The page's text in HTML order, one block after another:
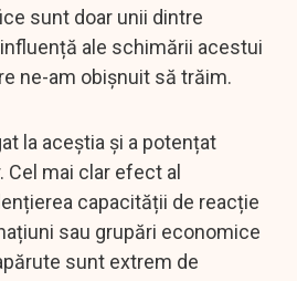
sunt doar unii dintre
ale schimării acestui
ne-am obișnuit să trăim.
la aceștia și a potențat
mai clar efect al
capacității de reacție
sau grupări economice
sunt extrem de